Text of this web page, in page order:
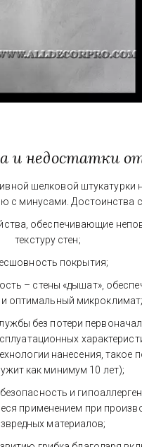
и недостатки
шелковой штукатурки
с минусами. Достоинства
обеспечивающие
текстуру стен;
покрытия;
– стены «дышат»,
оптимальный микроклимат;
без потери
нанесения, такое
как минимум 10 лет);
и
применением при
материалов;